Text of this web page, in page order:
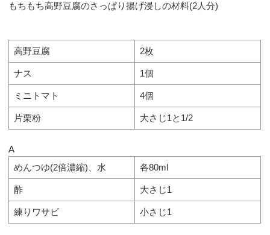
もちもち高野豆腐のさっぱり揚げ浸しの材料(2人分)
高野豆腐 2枚
ナス 1個
ミニトマト 4個
片栗粉 大さじ1と1/2
A
めんつゆ(2倍濃縮)、水
各80ml
酢 大さじ1
練りワサビ 小さじ1